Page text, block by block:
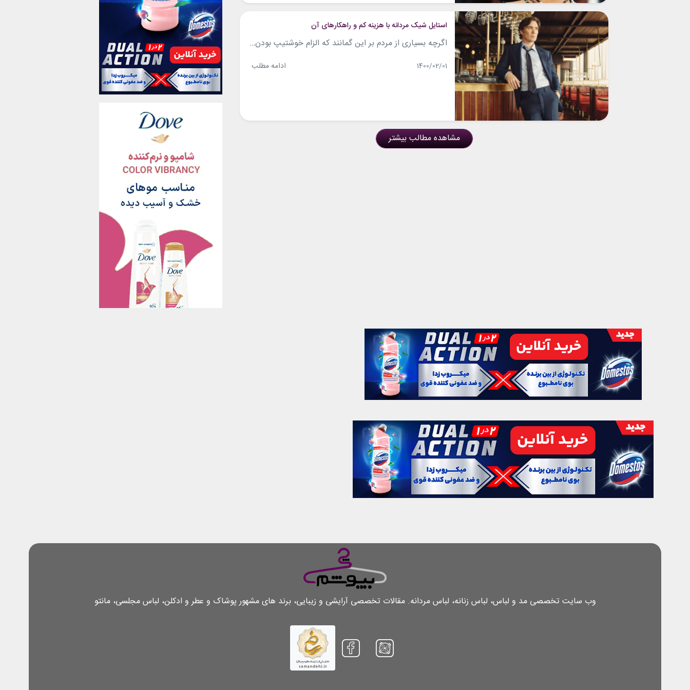
استایل شیک مردانه با هزینه کم و راهکارهای آن
اگرچه بسیاری از مردم بر این گمانند که الزام خوشتیپ بودن، صرف هزینه زیاد و خرید لباس‌های گران قیمت است، اما لازم است بدانید که این باور به هیچ عنوان درست نیست. شما با صرف هزینه کم هم می‌توانید خوش استایل و حتی ثروتمند دیده شوید، اما باید در انتخاب اِلِمان‌های استایلتان دقت به خرج...
1400/02/01 ادامه مطلب
مشاهده مطالب بیشتر
وب سایت تخصصی مد و لباس، لباس زنانه، لباس مردانه. مقالات تخصصی آرایشی و زیبایی، برند های مشهور پوشاک و عطر و ادکلن، لباس مجلسی، مانتو